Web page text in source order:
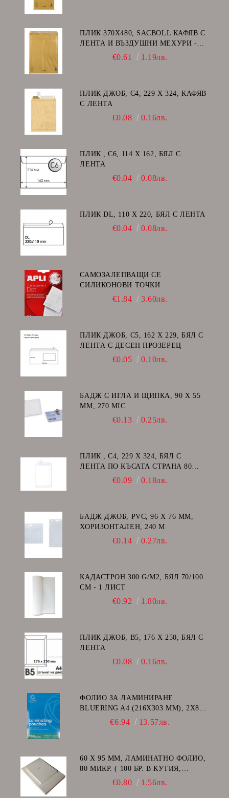
ПЛИК 370Х480, SACBOLL КАФЯВ С
ЛЕНТА И ВЪЗДУШНИ МЕХУРИ -
€0.61 1.19лв.
ПЛИК ДЖОБ, C4, 229 Х 324, КАФЯВ
С ЛЕНТА
€0.08 0.16лв.
ПЛИК , C6, 114 Х 162, БЯЛ С
ЛЕНТА
€0.04 0.08лв.
ПЛИК DL, 110 Х 220, БЯЛ С ЛЕНТА
€0.04 0.08лв.
САМОЗАЛЕПВАЩИ СЕ
СИЛИКОНОВИ ТОЧКИ
€1.84 3.60лв.
ПЛИК ДЖОБ, C5, 162 Х 229, БЯЛ С
ЛЕНТА С ДЕСЕН ПРОЗЕРЕЦ
€0.05 0.10лв.
БАДЖ С ИГЛА И ЩИПКА, 90 Х 55
ММ, 270 MIC
€0.13 0.25лв.
ПЛИК , C4, 229 Х 324, БЯЛ С
ЛЕНТА ПО КЪСАТА СТРАНА 80
€0.09 0.18лв.
БАДЖ ДЖОБ, PVC, 96 Х 76 ММ,
ХОРИЗОНТАЛЕН, 240 Μ
€0.14 0.27лв.
КАДАСТРОН 300 G/M2, БЯЛ 70/100
СМ - 1 ЛИСТ
€0.92 1.80лв.
ПЛИК ДЖОБ, В5, 176 Х 250, БЯЛ С
ЛЕНТА
€0.08 0.16лв.
ФОЛИО ЗА ЛАМИНИРАНЕ
BLUERING A4 (216X303 MM), 2X80
МИКРОНА 100 БР.
€6.94 13.57лв.
60 Х 95 ММ, ЛАМИНАТНО ФОЛИО,
80 МИКР. ( 100 БР. В КУТИЯ,
€0.80 1.56лв.